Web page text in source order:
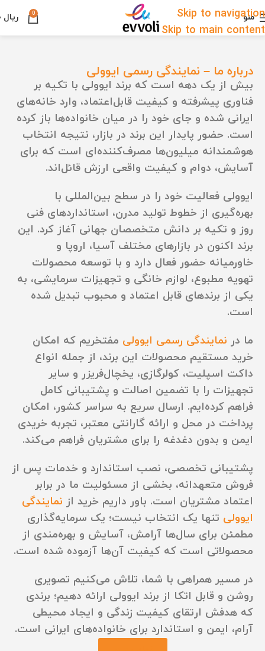
Skip to navigation
Skip to main content
منو 0 ریال
درباره ما – نمایندگی رسمی ایوولی
بیش از یک دهه است که برند ایوولی با تکیه بر
فناوری پیشرفته و کیفیت قابل‌اعتماد، وارد خانه‌های
ایرانی شده و جای خود را در میان خانواده‌ها باز کرده
است. حضور پایدار این برند در بازار، نتیجه انتخاب
هوشمندانه میلیون‌ها مصرف‌کننده‌ای است که برای
آسایش، دوام و کیفیت واقعی ارزش قائل‌اند.
ایوولی فعالیت خود را در سطح بین‌المللی با
بهره‌گیری از خطوط تولید مدرن، استانداردهای فنی
روز و تکیه بر دانش متخصصان جهانی آغاز کرد. این
برند اکنون در بازارهای مختلف آسیا، اروپا و
خاورمیانه حضور فعال دارد و با توسعه محصولات
تهویه مطبوع، لوازم خانگی و تجهیزات سرمایشی، به
یکی از برندهای قابل اعتماد و محبوب تبدیل شده
است.
ما در نمایندگی رسمی ایوولی مفتخریم که امکان
خرید مستقیم محصولات این برند، از جمله انواع
داکت اسپلیت، کولرگازی، یخچال‌فریزر و سایر
تجهیزات را با تضمین اصالت و پشتیبانی کامل
فراهم کرده‌ایم. ارسال سریع به سراسر کشور، امکان
پرداخت در محل و ارائه گارانتی معتبر، تجربه خریدی
ایمن و بدون دغدغه را برای مشتریان فراهم می‌کند.
پشتیبانی تخصصی، نصب استاندارد و خدمات پس از
فروش متعهدانه، بخشی از مسئولیت ما در برابر
اعتماد مشتریان است. باور داریم خرید از نمایندگی
ایوولی تنها یک انتخاب نیست؛ یک سرمایه‌گذاری
مطمئن برای سال‌ها آرامش، آسایش و بهره‌مندی از
محصولاتی است که کیفیت آن‌ها آزموده شده است.
در مسیر همراهی با شما، تلاش می‌کنیم تصویری
روشن و قابل اتکا از برند ایوولی ارائه دهیم؛ برندی
که هدفش ارتقای کیفیت زندگی و ایجاد محیطی
آرام، ایمن و استاندارد برای خانواده‌های ایرانی است.